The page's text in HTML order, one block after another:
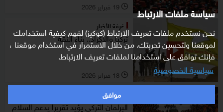
سياسة ملفات الارتباط
نحن نستخدم ملفات تعريف الارتباط (كوكيز) لفهم كيفية استخدامك
لموقعنا ولتحسين تجربتك. من خلال الاستمرار في استخدام موقعنا ،
فإنك توافق على استخدامنا لملفات تعريف الارتباط.
سياسية الخصوصية
موافق
l 19 فبراير 2026
غرفة الأخبار
تركيا والأكراد.. بناء الثقة
l 18 فبراير 2026
عالم
البرلمان التركي يؤيد تقريرا يدعم السلام